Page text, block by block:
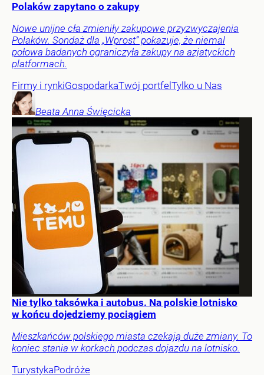
Polaków zapytano o zakupy
Nowe unijne cła zmieniły zakupowe przyzwyczajenia
Polaków. Sondaż dla „Wprost” pokazuje, że niemal
połowa badanych ograniczyła zakupy na azjatyckich
platformach.
Firmy i rynkiGospodarkaTwój portfelTylko u Nas
Beata Anna Święcicka
Nie tylko taksówka i autobus. Na polskie lotnisko
w końcu dojedziemy pociągiem
Mieszkańców polskiego miasta czekają duże zmiany. To
koniec stania w korkach podczas dojazdu na lotnisko.
TurystykaPodróże